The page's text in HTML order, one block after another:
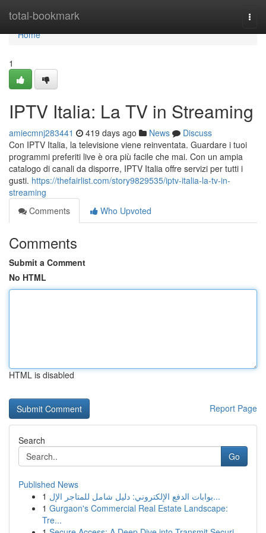
total-bookmark
Home
Home
1
IPTV Italia: La TV in Streaming
amiecmnj283441 419 days ago News
Discuss
Con IPTV Italia, la televisione viene reinventata. Guardare i tuoi
programmi preferiti live è ora più facile che mai. Con un ampia
catalogo di canali da disporre, IPTV Italia offre servizi per tutti i
gusti. https://thefairlist.com/story9829535/iptv-italia-la-tv-in-
streaming
Comments
Who Upvoted
Comments
Submit a Comment
No HTML
HTML is disabled
Report Page
Search
Go
Published News
1
بوابات الدفع الإلكتروني: دليل شامل للمتاجر الإل...
1 Gurgaon's Commercial Real Estate Landscape:
Tre...